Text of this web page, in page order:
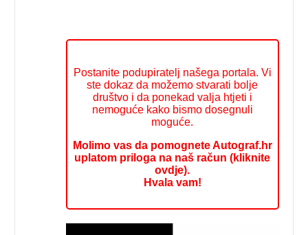
Postanite podupiratelj našega portala. Vi
ste dokaz da možemo stvarati bolje
društvo i da ponekad valja htjeti i
nemoguće kako bismo dosegnuli
moguće.
Molimo vas da pomognete Autograf.hr
uplatom priloga na naš račun (kliknite
ovdje).
Hvala vam!